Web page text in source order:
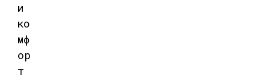
и
ко
мф
ор
т